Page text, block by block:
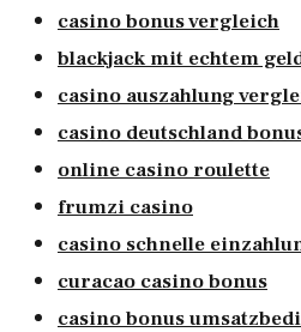
casino bonus vergleich
blackjack mit echtem
casino auszahlung
casino deutschland
online casino roulette
frumzi casino
casino schnelle
curacao casino bonus
casino bonus